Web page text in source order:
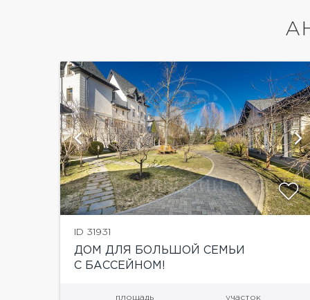
ID 31931
ДОМ ДЛЯ БОЛЬШОЙ СЕМЬИ
С БАССЕЙНОМ!
площадь участок
показать ещё 39 фотографий